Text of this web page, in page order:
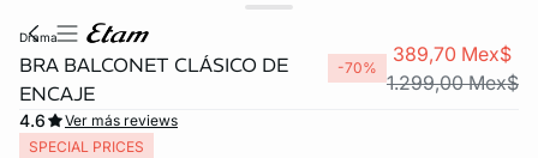
drama
BRA BALCONET CLÁSICO DE
ENCAJE
-70%
389,70 Mex$
1.299,00 Mex$
4.6
Ver más reviews
SPECIAL PRICES